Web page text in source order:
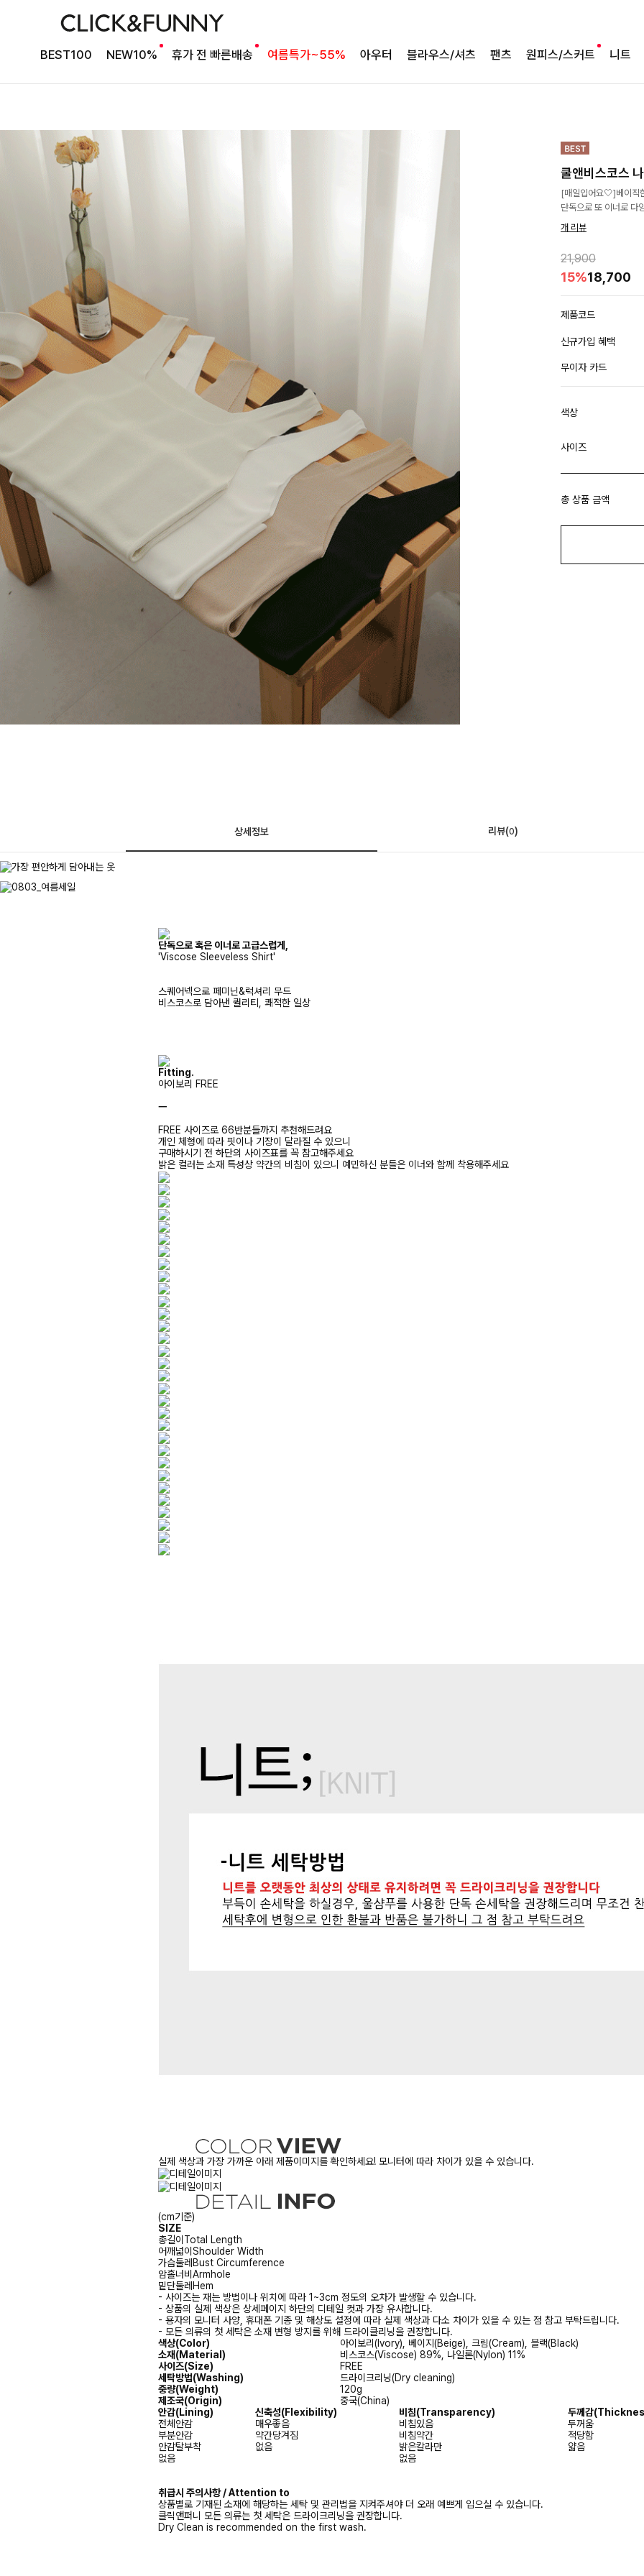
BEST100 NEW10% 휴가 전 빠른배송 여름특가~55% 아우터 블라우스/셔츠 팬츠 원피스/스커트 니트
쿨앤비스코스
[매일입어요🤍]베이직
단독으로 또 이너로 다
개 리뷰
21,900
15%18,700
제품코드
신규가입 혜택
무이자 카드
색상
사이즈
총 상품 금액
상세정보 리뷰(0)
단독으로 혹은 이너로 고급스럽게,
'Viscose Sleeveless Shirt'
스퀘어넥으로 페미닌&럭셔리 무드
비스코스로 담아낸 퀄리티, 쾌적한 일상
Fitting.
아이보리 FREE
ㅡ
FREE 사이즈로 66반분들까지 추천해드려요
개인 체형에 따라 핏이나 기장이 달라질 수 있으니
구매하시기 전 하단의 사이즈표를 꼭 참고해주세요
밝은 컬러는 소재 특성상 약간의 비침이 있으니 예민하신 분들은 이너와 함께 착용해주세요
실제 색상과 가장 가까운 아래 제품이미지를 확인하세요! 모니터에 따라 차이가 있을 수 있습니다.
(cm기준)
SIZE
총길이 Total Length
어깨넓이 Shoulder Width
가슴둘레 Bust Circumference
암홀너비 Armhole
밑단둘레 Hem
- 사이즈는 재는 방법이나 위치에 따라 1~3cm 정도의 오차가 발생할 수 있습니다.
- 상품의 실제 색상은 상세페이지 하단의 디테일 컷과 가장 유사합니다.
- 용자의 모니터 사양, 휴대폰 기종 및 해상도 설정에 따라 실제 색상과 다소 차이가 있을 수 있는 점 참고 부탁드립니다.
- 모든 의류의 첫 세탁은 소재 변형 방지를 위해 드라이클리닝을 권장합니다.
색상(Color)
아이보리(Ivory), 베이지(Beige), 크림(Cream), 블랙(Black)
소재(Material)
비스코스(Viscose) 89%, 나일론(Nylon) 11%
사이즈(Size)
FREE
세탁방법(Washing)
드라이크리닝(Dry cleaning)
중량(Weight)
120g
제조국(Origin)
중국(China)
안감(Lining)
신축성(Flexibility) 비침(Transparency)
두께감
전체안감
매우좋음 비침있음
두꺼움
부분안감
약간당겨짐 비침약간
적당함
안감탈부착
없음 밝은칼라만
얇음
없음
없음
취급시 주의사항 / Attention to
상품별로 기재된 소재에 해당하는 세탁 및 관리법을 지켜주셔야 더 오래 예쁘게 입으실 수 있습니다.
클릭앤퍼니 모든 의류는 첫 세탁은 드라이크리닝을 권장합니다.
Dry Clean is recommended on the first wash.